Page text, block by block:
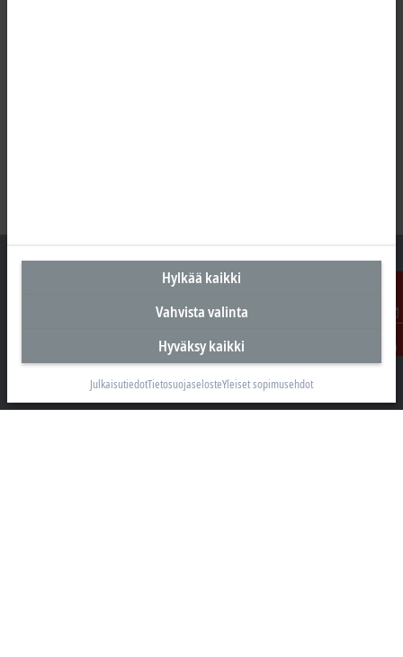
yhteyttä
05460 Hyvinkää
Hylkää kaikki
Vahvista valinta
Hyväksy kaikki
JulkaisutiedotTietosuojaselosteYleiset sopimusehdot